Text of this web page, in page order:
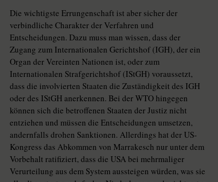
Die wichtigste Errungenschaft ist aber sicher der
verbindliche Charakter der Verfahren und
Entscheidungen. Dazu muss man wissen, dass der
Zugang zum Internationalen Gerichtshof (IGH), der ein
Organ der Vereinten Nationen ist, oder zum
Internationalen Strafgerichtshof (IStGH) voraussetzt,
dass die involvierten Staaten die Zuständigkeit des IGH
oder des IStGH anerkennen. Bei der WTO hingegen
können sich die betroffenen Staaten der Justiz nicht
entziehen und müssen die Entscheidungen umsetzen,
andernfalls drohen Sanktionen. Allerdings hat der US-
Kongress das Abkommen von Marrakesch nur unter dem
Vorbehalt ratifiziert, dass die USA bei mehrmaliger
Verurteilung aus dem System aussteigen würden, was sie